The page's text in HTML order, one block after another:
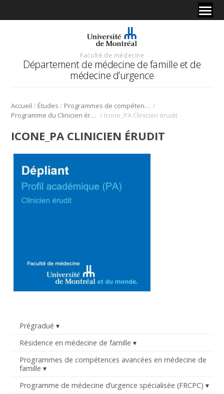
Faculté de médecine
Département de médecine de famille et de
médecine d’urgence
Accueil / Études / Programmes de compétences avancées en médecine de famille /
Programme du Clinicien érudit (PCE) – Profil académique (PA) / Icone_PA Clinicien érudit
Prégradué
Résidence en médecine de famille
Programmes de compétences avancées en médecine de
famille
Programme de médecine d’urgence spécialisée (FRCPC)
ICONE_PA CLINICIEN ÉRUDIT